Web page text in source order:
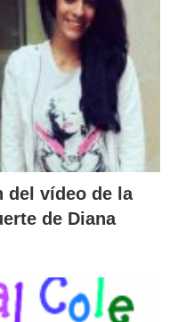
del vídeo de la
de Diana